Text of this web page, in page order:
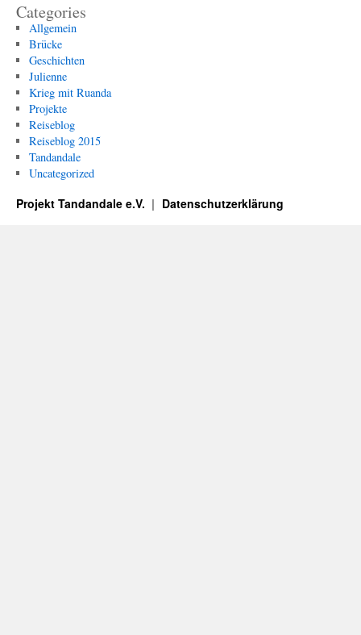
Categories
Allgemein
Brücke
Geschichten
Julienne
Krieg mit Ruanda
Projekte
Reiseblog
Reiseblog 2015
Tandandale
Uncategorized
Projekt Tandandale e.V. Datenschutzerklärung